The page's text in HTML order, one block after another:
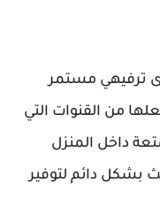
ترفيهي مستمر
من القنوات التي
داخل المنزل
بشكل دائم لتوفير